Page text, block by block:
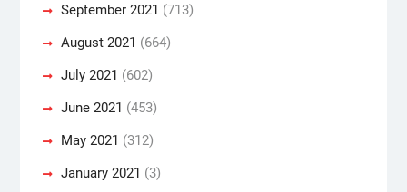
September 2021 (713)
August 2021 (664)
July 2021 (602)
June 2021 (453)
May 2021 (312)
January 2021 (3)